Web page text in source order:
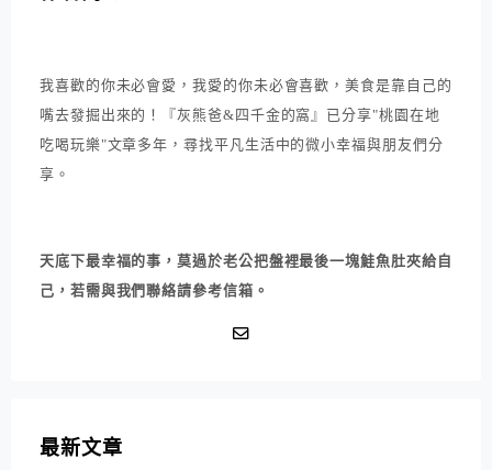
我喜歡的你未必會愛，我愛的你未必會喜歡，美食是靠自己的
嘴去發掘出來的！『灰熊爸&四千金的窩』已分享"桃園在地
吃喝玩樂"文章多年，尋找平凡生活中的微小幸福與朋友們分
享。
天底下最幸福的事，莫過於老公把盤裡最後一塊鮭魚肚夾給自
己，若需與我們聯絡請參考信箱。
最新文章